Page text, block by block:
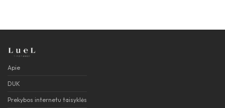
Apie
DUK
Prekybos internetu taisyklės